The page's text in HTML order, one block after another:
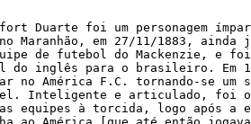
Duarte foi um personagem
Maranhão, em 27/11/1883, ainda
de futebol do Mackenzie, e
do inglês para o brasileiro. Em
América F.C. tornando-se um
Inteligente e articulado, foi o
equipes à torcida, logo após a